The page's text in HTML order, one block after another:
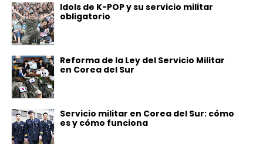
Idols de K-POP y su servicio militar
obligatorio
Reforma de la Ley del Servicio Militar
en Corea del Sur
Servicio militar en Corea del Sur: cómo
es y cómo funciona